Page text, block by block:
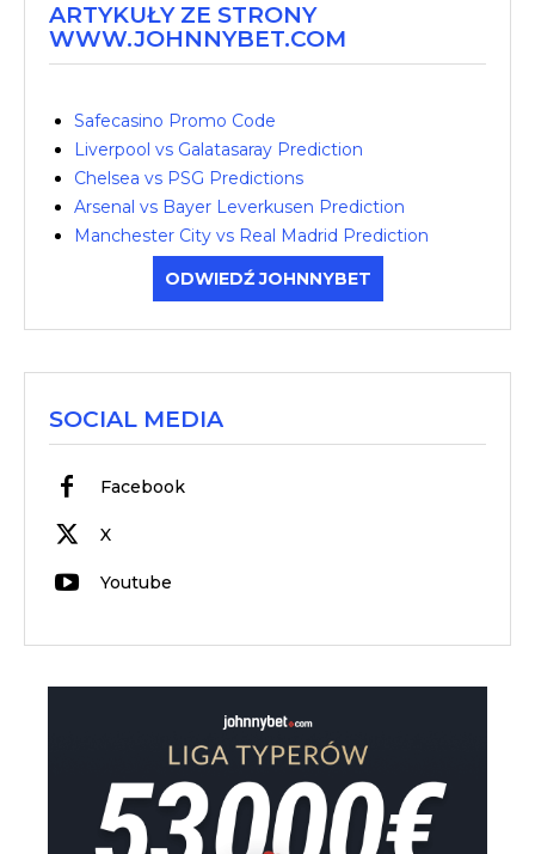
ARTYKUŁY ZE STRONY
WWW.JOHNNYBET.COM
Safecasino Promo Code
Liverpool vs Galatasaray Prediction
Chelsea vs PSG Predictions
Arsenal vs Bayer Leverkusen Prediction
Manchester City vs Real Madrid Prediction
ODWIEDŹ JOHNNYBET
SOCIAL MEDIA
Facebook
X
Youtube